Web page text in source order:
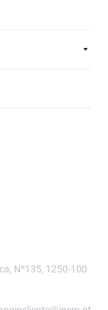
Nº135, 1250-100